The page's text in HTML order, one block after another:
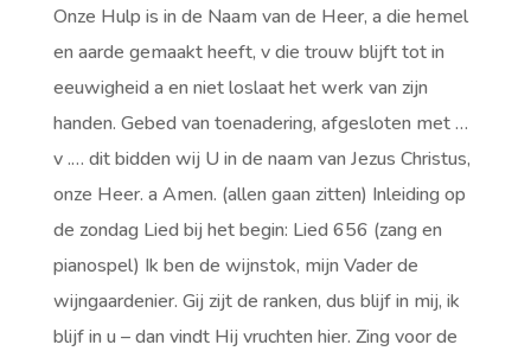
Onze Hulp is in de Naam van de Heer, a die hemel
en aarde gemaakt heeft, v die trouw blijft tot in
eeuwigheid a en niet loslaat het werk van zijn
handen. Gebed van toenadering, afgesloten met …
v .… dit bidden wij U in de naam van Jezus Christus,
onze Heer. a Amen. (allen gaan zitten) Inleiding op
de zondag Lied bij het begin: Lied 656 (zang en
pianospel) Ik ben de wijnstok, mijn Vader de
wijngaardenier. Gij zijt de ranken, dus blijf in mij, ik
blijf in u – dan vindt Hij vruchten hier. Zing voor de